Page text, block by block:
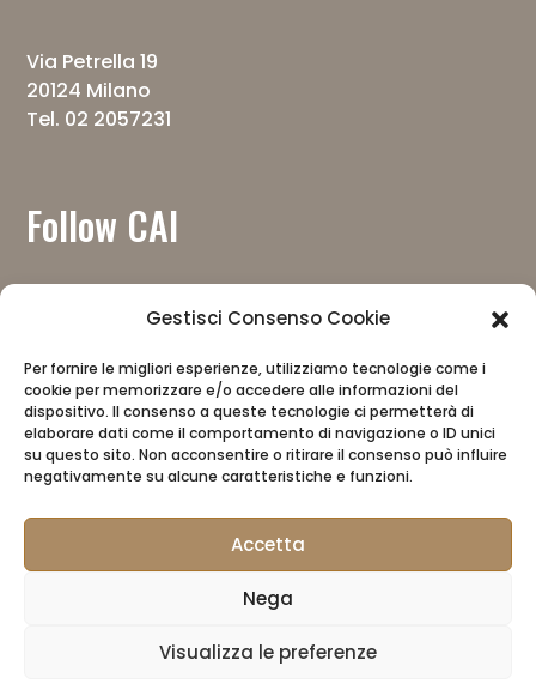
Gestisci Consenso Cookie
Per fornire le migliori esperienze, utilizziamo tecnologie come i
cookie per memorizzare e/o accedere alle informazioni del
dispositivo. Il consenso a queste tecnologie ci permetterà di
elaborare dati come il comportamento di navigazione o ID unici
su questo sito. Non acconsentire o ritirare il consenso può influire
negativamente su alcune caratteristiche e funzioni.
Accetta
Nega
Visualizza le preferenze
Via Petrella 19
20124 Milano
Tel. 02 2057231
Follow CAI
Download the app
Privacy Policy
Manager reserved area